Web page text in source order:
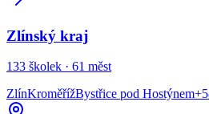
Zlínský kraj
133 školek · 61 měst
ZlínKroměřížBystřice pod Hostýnem+